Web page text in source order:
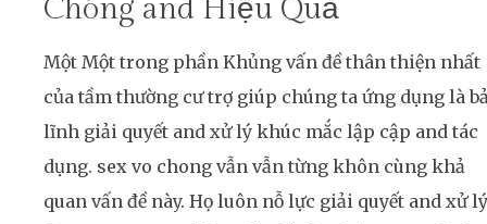
Chóng and Hiệu Quả
Một Một trong phần Khủng vấn đề thân thiện nhất
của tầm thường cư trợ giúp chúng ta ứng dụng là
lĩnh giải quyết and xử lý khúc mắc lập cập and tác
dụng. sex vo chong vẫn vẫn từng khôn cùng khả
quan vấn đề này. Họ luôn nỗ lực giải quyết and xử lý